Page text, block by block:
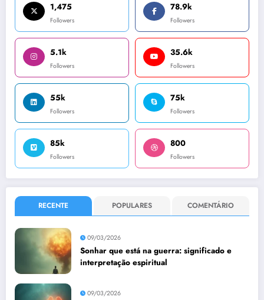
1,475
Followers
78.9k
Followers
5.1k
Followers
35.6k
Followers
55k
Followers
75k
Followers
85k
Followers
800
Followers
RECENTE POPULARES COMENTÁRIO
09/03/2026
Sonhar que está na guerra: significado e
interpretação espiritual
09/03/2026